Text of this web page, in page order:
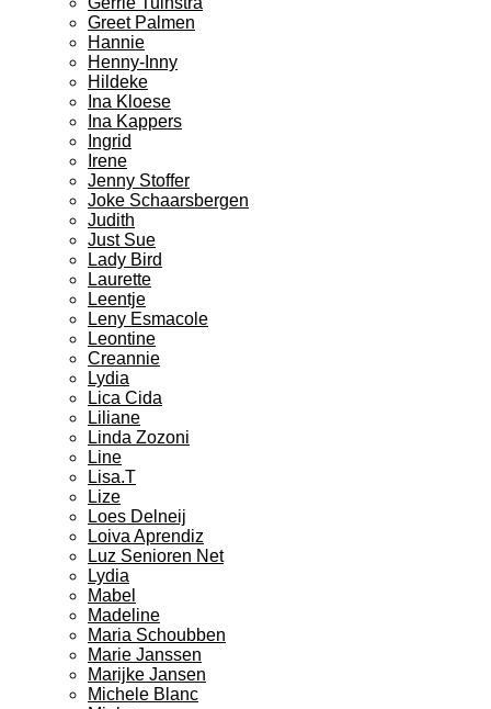
Greet Palmen
Hannie
Henny-Inny
Hildeke
Ina Kloese
Ina Kappers
Ingrid
Irene
Jenny Stoffer
Joke Schaarsbergen
Judith
Just Sue
Lady Bird
Laurette
Leentje
Leny Esmacole
Leontine
Creannie
Lydia
Lica Cida
Liliane
Linda Zozoni
Line
Lisa.T
Lize
Loes Delneij
Loiva Aprendiz
Luz Senioren Net
Lydia
Mabel
Madeline
Maria Schoubben
Marie Janssen
Marijke Jansen
Michele Blanc